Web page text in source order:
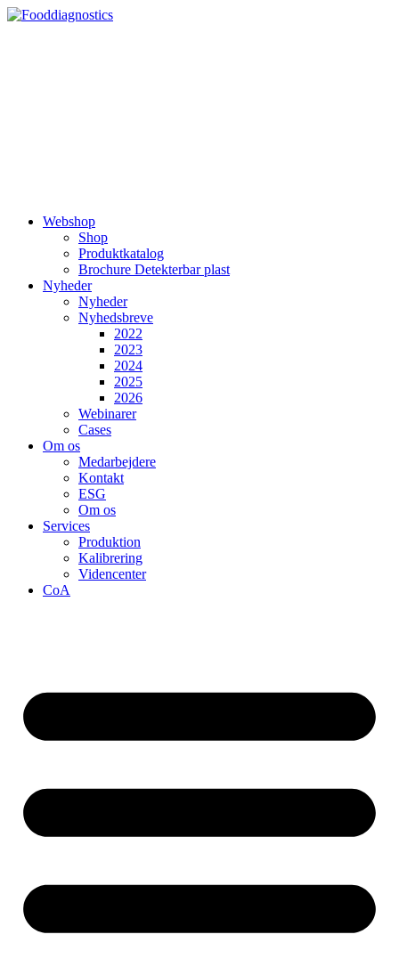
Videre
Webshop
Shop
Produktkatalog
Brochure Detekterbar plast
Nyheder
Nyheder
Nyhedsbreve
2022
2023
2024
2025
2026
Webinarer
Cases
Om os
Medarbejdere
Kontakt
ESG
Om os
Services
Produktion
Kalibrering
Videncenter
CoA